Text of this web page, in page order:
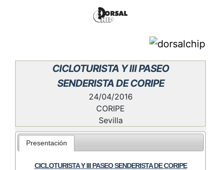
CICLOTURISTA Y III PASEO
SENDERISTA DE CORIPE
24/04/2016
CORIPE
Sevilla
Presentación
CICLOTURISTA Y III PASEO SENDERISTA DE CORIPE